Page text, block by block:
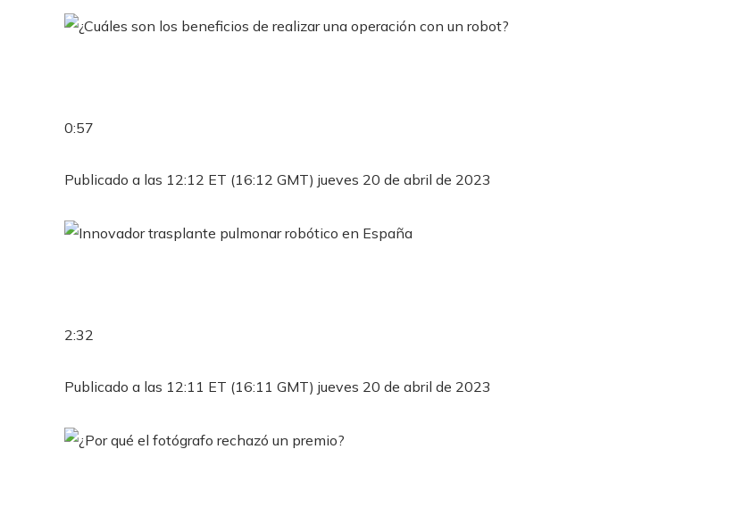
0:57
Publicado a las 12:12 ET (16:12 GMT) jueves 20 de abril de 2023
2:32
Publicado a las 12:11 ET (16:11 GMT) jueves 20 de abril de 2023